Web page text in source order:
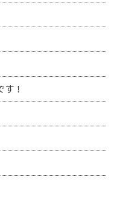
！